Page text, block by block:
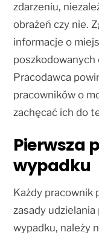
zdarzeniu,
obrażeń czy nie.
informacje o
poszkodowanych
Pracodawca
pracowników o
zachęcać ich do
Pierwsza
wypadku
Każdy pracownik
zasady
wypadku, należy